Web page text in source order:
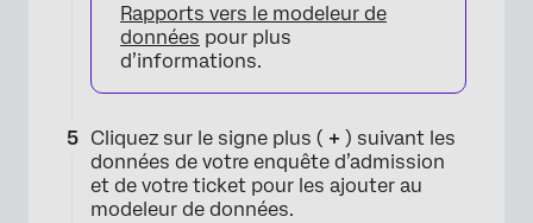
Rapports vers le modeleur de
données pour plus
d’informations.
Cliquez sur le signe plus ( + ) suivant les
données de votre enquête d’admission
et de votre ticket pour les ajouter au
modeleur de données.